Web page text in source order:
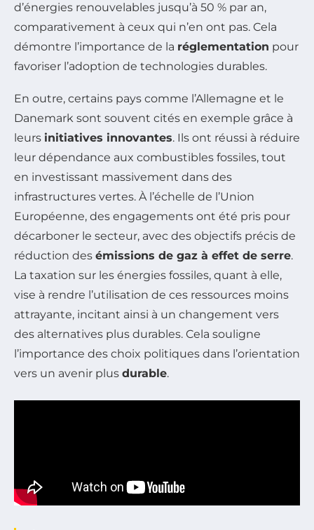
d’énergies renouvelables jusqu’à 50 % par an,
comparativement à ceux qui n’en ont pas. Cela
démontre l’importance de la réglementation pour
favoriser l’adoption de technologies durables.
En outre, certains pays comme l’Allemagne et le
Danemark sont souvent cités en exemple grâce à
leurs initiatives innovantes. Ils ont réussi à réduire
leur dépendance aux combustibles fossiles, tout
en investissant massivement dans des
infrastructures vertes. À l’échelle de l’Union
Européenne, des engagements ont été pris pour
décarboner le secteur, avec des objectifs précis de
réduction des émissions de gaz à effet de serre.
La taxation sur les énergies fossiles, quant à elle,
vise à rendre l’utilisation de ces ressources moins
attrayante, incitant ainsi à un changement vers
des alternatives plus durables. Cela souligne
l’importance des choix politiques dans l’orientation
vers un avenir plus durable.